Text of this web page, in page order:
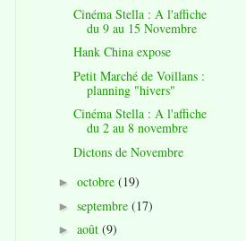
Cinéma Stella : A l'affiche
du 9 au 15 Novembre
Hank China expose
Petit Marché de Voillans :
planning "hivers"
Cinéma Stella : A l'affiche
du 2 au 8 novembre
Dictons de Novembre
► octobre (19)
► septembre (17)
► août (9)